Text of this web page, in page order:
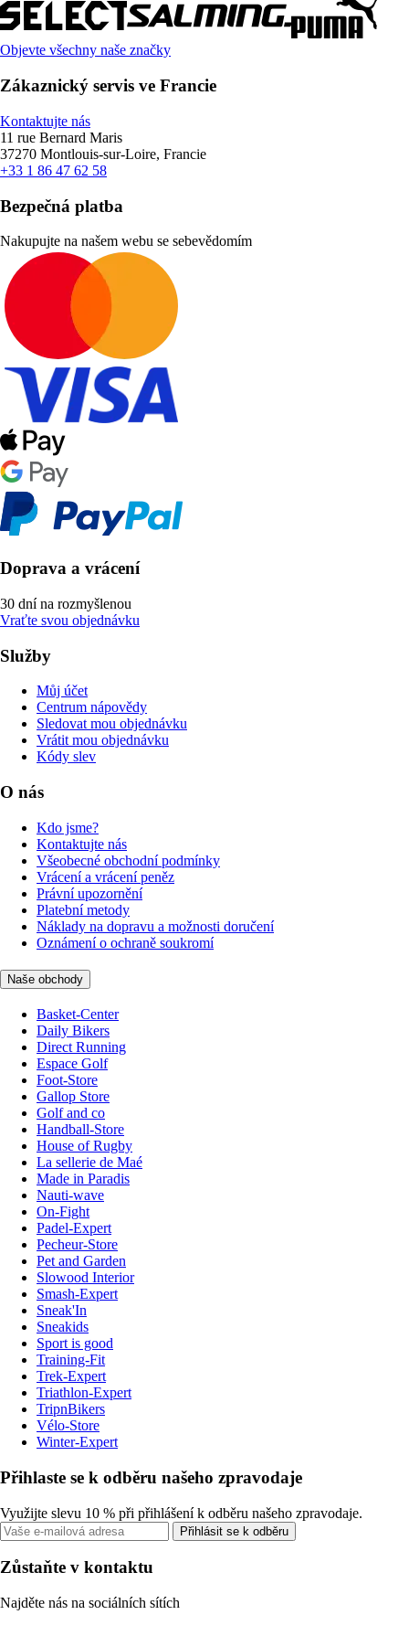
Objevte všechny naše značky
Zákaznický servis ve Francie
Kontaktujte nás
11 rue Bernard Maris
37270 Montlouis-sur-Loire, Francie
+33 1 86 47 62 58
Bezpečná platba
Nakupujte na našem webu se sebevědomím
Doprava a vrácení
30 dní na rozmyšlenou
Vraťte svou objednávku
Služby
Můj účet
Centrum nápovědy
Sledovat mou objednávku
Vrátit mou objednávku
Kódy slev
O nás
Kdo jsme?
Kontaktujte nás
Všeobecné obchodní podmínky
Vrácení a vrácení peněz
Právní upozornění
Platební metody
Náklady na dopravu a možnosti doručení
Oznámení o ochraně soukromí
Naše obchody
Basket-Center
Daily Bikers
Direct Running
Espace Golf
Foot-Store
Gallop Store
Golf and co
Handball-Store
House of Rugby
La sellerie de Maé
Made in Paradis
Nauti-wave
On-Fight
Padel-Expert
Pecheur-Store
Pet and Garden
Slowood Interior
Smash-Expert
Sneak'In
Sneakids
Sport is good
Training-Fit
Trek-Expert
Triathlon-Expert
TripnBikers
Vélo-Store
Winter-Expert
Přihlaste se k odběru našeho zpravodaje
Využijte slevu 10 % při přihlášení k odběru našeho zpravodaje.
Přihlásit se k odběru
Zůstaňte v kontaktu
Najděte nás na sociálních sítích